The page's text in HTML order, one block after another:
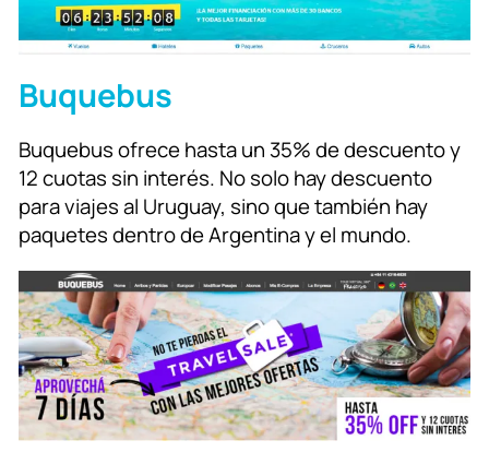
Buquebus
Buquebus ofrece hasta un 35% de descuento y
12 cuotas sin interés. No solo hay descuento
para viajes al Uruguay, sino que también hay
paquetes dentro de Argentina y el mundo.